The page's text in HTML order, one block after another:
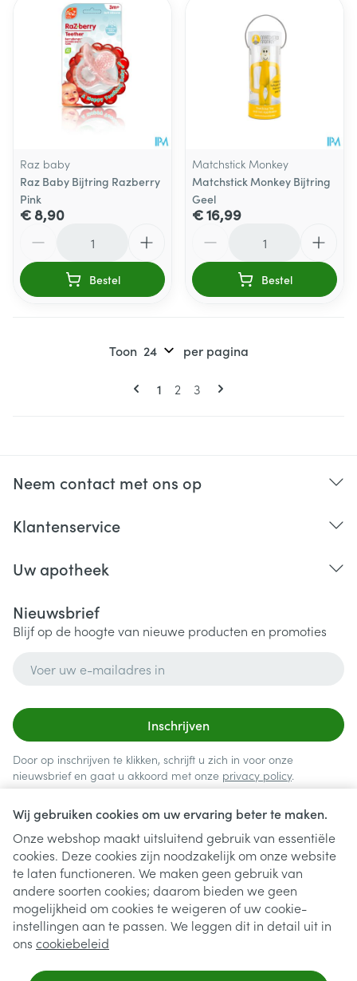
Wij gebruiken cookies om uw ervaring beter te maken.
Onze webshop maakt uitsluitend gebruik van essentiële
cookies. Deze cookies zijn noodzakelijk om onze website
te laten functioneren. We maken geen gebruik van
andere soorten cookies; daarom bieden we geen
mogelijkheid om cookies te weigeren of uw cookie-
instellingen aan te passen. We leggen dit in detail uit in
ons cookiebeleid
Raz baby
Raz Baby Bijtring Razberry
Pink
€ 8,90
Bestel
Matchstick Monkey
Matchstick Monkey Bijtring
Geel
€ 16,99
Bestel
Pagina's
U lees momenteel pagina
1 Pagina
2 Pagina
3
Toon per pagina
Neem contact met ons op
Klantenservice
Uw apotheek
Nieuwsbrief
Blijf op de hoogte van nieuwe producten en promoties
Inschrijven
Door op inschrijven te klikken, schrijft u zich in voor onze
nieuwsbrief en gaat u akkoord met onze privacy policy.
Juridische links